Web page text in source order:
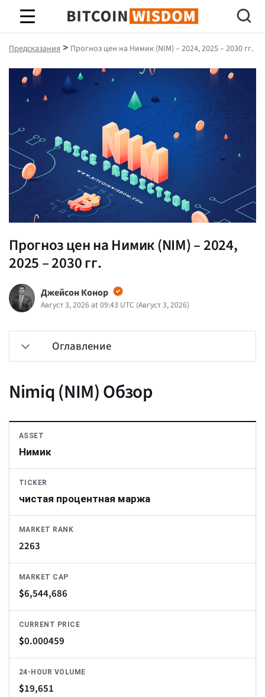
Биткойн Мудрость
Предсказания > Прогноз цен на Нимик (NIM) – 2024, 2025 – 2030 гг.
Прогноз цен на Нимик (NIM) – 2024,
2025 – 2030 гг.
Джейсон Конор
Август 3, 2026 at 09:43 UTC (Август 3, 2026)
Оглавление
Nimiq (NIM) Обзор
ASSET
Нимик
TICKER
чистая процентная маржа
MARKET RANK
2263
MARKET CAP
$6,544,686
CURRENT PRICE
$0.000459
24-HOUR VOLUME
$19,651